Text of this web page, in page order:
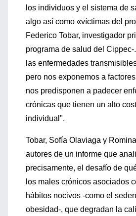
los individuos y el sistema de
algo así como «víctimas del
Federico Tobar, investigador
programa de salud del
las enfermedades
pero nos exponemos a
nos predisponen a padecer
crónicas que tienen un alto
individual".
Tobar, Sofía Olaviaga y
autores de un informe que
precisamente, el desafío de
los males crónicos asociados
hábitos nocivos -como el
obesidad-, que degradan la